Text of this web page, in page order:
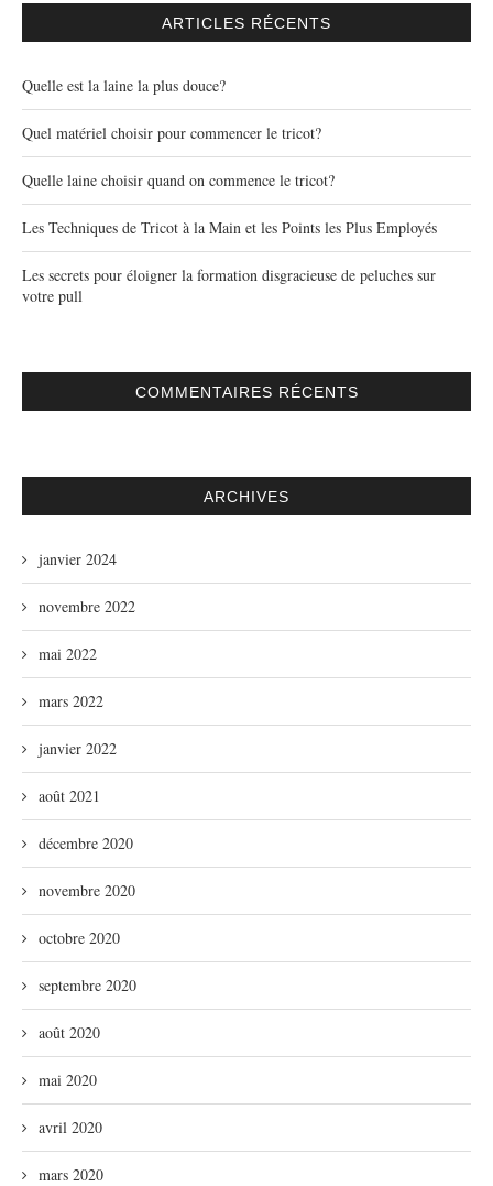
ARTICLES RÉCENTS
Quelle est la laine la plus douce?
Quel matériel choisir pour commencer le tricot?
Quelle laine choisir quand on commence le tricot?
Les Techniques de Tricot à la Main et les Points les Plus Employés
Les secrets pour éloigner la formation disgracieuse de peluches sur
votre pull
COMMENTAIRES RÉCENTS
ARCHIVES
janvier 2024
novembre 2022
mai 2022
mars 2022
janvier 2022
août 2021
décembre 2020
novembre 2020
octobre 2020
septembre 2020
août 2020
mai 2020
avril 2020
mars 2020